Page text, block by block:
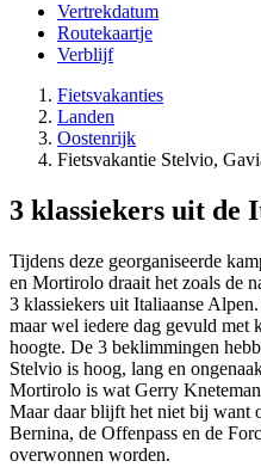
Vertrekdatum
Routekaartje
Verblijf
Fietsvakanties
Landen
Oostenrijk
Fietsvakantie Stelvio,
3 klassiekers uit de
Tijdens deze georganiseerde
en Mortirolo draait het zoals de
3 klassiekers uit Italiaanse
maar wel iedere dag gevuld met
hoogte. De 3 beklimmingen
Stelvio is hoog, lang en
Mortirolo is wat Gerry
Maar daar blijft het niet bij want
Bernina, de Offenpass en de
overwonnen worden.